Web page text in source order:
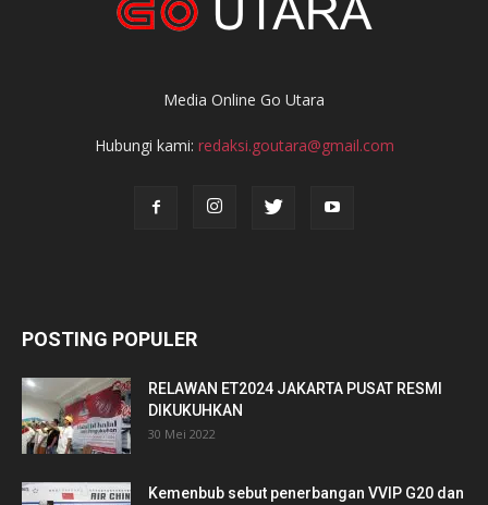
Media Online Go Utara
Hubungi kami: redaksi.goutara@gmail.com
POSTING POPULER
RELAWAN ET2024 JAKARTA PUSAT RESMI
DIKUKUHKAN
30 Mei 2022
Kemenbub sebut penerbangan VVIP G20 dan